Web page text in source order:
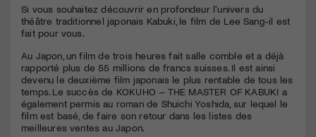
40
seconds
Si vous souhaitez découvrir en profondeur l'univers du
théâtre traditionnel japonais Kabuki, le film de Lee Sang-il est
fait pour vous.
Au Japon, un film de trois heures fait salle comble et a déjà
rapporté plus de 55 millions de francs suisses. Il est ainsi
devenu le deuxième film japonais le plus rentable de tous les
temps. Le succès de KOKUHO – THE MASTER OF KABUKI a
également permis au roman de Shuichi Yoshida, sur lequel le
film est basé, de faire son retour dans les listes des
meilleures ventes au Japon.